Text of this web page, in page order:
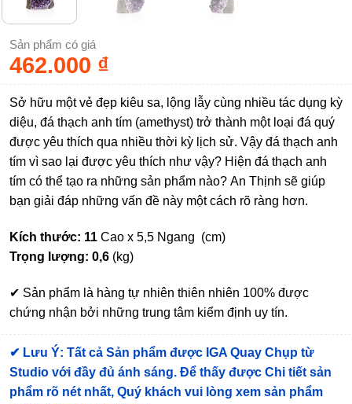
Sản phẩm có giá
462.000 ₫
Sở hữu một vẻ đẹp kiêu sa, lộng lẫy cùng nhiều tác dụng kỳ
diệu, đá thạch anh tím (amethyst) trở thành một loại đá quý
được yêu thích qua nhiều thời kỳ lịch sử. Vậy đá thạch anh
tím vì sao lại được yêu thích như vậy? Hiện đá thạch anh
tím có thể tạo ra những sản phẩm nào? An Thịnh sẽ giúp
bạn giải đáp những vấn đề này một cách rõ ràng hơn.
Kích thước: 11 Cao x 5,5 Ngang (cm)
Trọng lượng: 0,6 (kg)
✔ Sản phẩm là hàng tự nhiên thiên nhiên 100% được
chứng nhận bởi những trung tâm kiểm định uy tín.
✔ Lưu Ý: Tất cả Sản phẩm được IGA Quay Chụp từ
Studio với đầy đủ ánh sáng. Để thấy được Chi tiết sản
phẩm rõ nét nhất, Quý khách vui lòng xem sản phẩm